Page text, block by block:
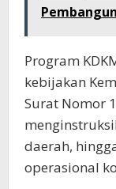
Program
kebijakan
Surat Nomor
daerah,
operasional